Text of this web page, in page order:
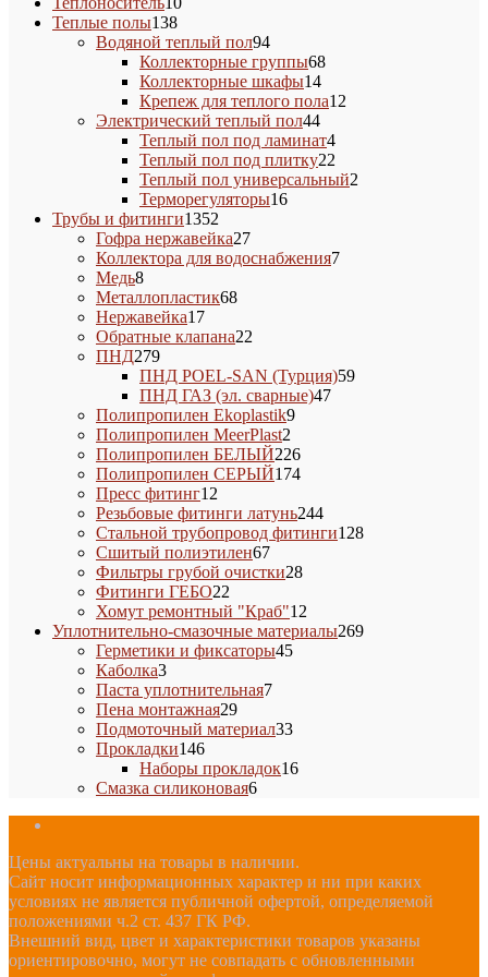
Теплые полы138138
товаров
Водяной теплый пол9494
товара
Коллекторные группы6868
Коллекторные шкафы1414
товаров
Крепеж для теплого пола12
Электрический теплый пол4444
товара
Теплый пол под ламинат44
Теплый пол под плитку22
товара
Теплый пол универсальный2
Терморегуляторы1616
Трубы и фитинги1352
товара
Гофра нержавейка2727
товаров
Коллектора для водоснабжения77
Медь88
товаров
Металлопластик6868
Нержавейка1717
товаров
Обратные клапана22
ПНД279279
товаров
ПНД POEL-SAN (Турция)5959
ПНД ГАЗ (эл. сварные)4747
Полипропилен Ekoplastik99
Полипропилен MeerPlast2
товара
Полипропилен БЕЛЫЙ226226
товаров
Полипропилен СЕРЫЙ174174
Пресс фитинг12
товаров
Резьбовые фитинги латунь244244
товара
Стальной трубопровод фитинги128128
Сшитый полиэтилен6767
товаров
Фильтры грубой очистки2828
Фитинги ГЕБО22
товара
Хомут ремонтный "Краб"12
товаров
Уплотнительно-смазочные материалы269269
Герметики и фиксаторы4545
Каболка33
товара
Паста уплотнительная77
Пена монтажная2929
товаров
Подмоточный материал3333
Прокладки146146
товаров
Наборы прокладок1616
Смазка силиконовая66
Цены актуальны на товары в наличии.
Сайт носит информационных характер и ни при каких
условиях не является публичной офертой, определяемой
положениями ч.2 ст. 437 ГК РФ.
Внешний вид, цвет и характеристики товаров указаны
ориентировочно, могут не совпадать с обновленными